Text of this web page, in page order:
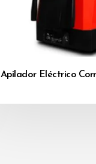
Apilador Eléctrico